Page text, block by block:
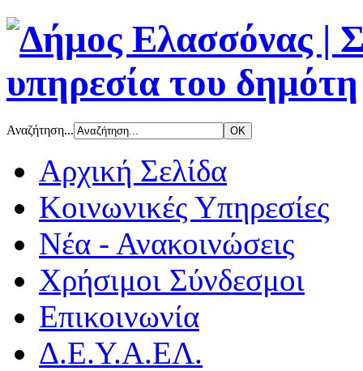
Αναζήτηση...
Αρχική Σελίδα
Κοινωνικές Υπηρεσίες
Νέα - Ανακοινώσεις
Χρήσιμοι Σύνδεσμοι
Επικοινωνία
Δ.Ε.Υ.Α.ΕΛ.